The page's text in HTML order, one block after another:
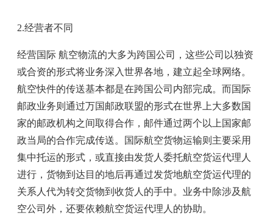
2.经营者不同
经营国际 航空物流的大多为跨国公司，这些公司以独资
或合资的形式将业务深入世界各地，建立起全球网络。
航空快件的传送基本都是在跨国公司内部完成。而国际
邮政业务则通过万国邮政联盟的形式在世界上大多数国
家的邮政机构之间取得合作，邮件通过两个以上国家邮
政当局的合作完成传送。国际航空货物运输则主要采用
集中托运的形式，或直接由发货人委托航空货运代理人
进行，货物到达目的地后再通过发货地航空货运代理的
关系人代为转交货物到收货人的手中。业务中除涉及航
空公司外，还要依赖航空货运代理人的协助。